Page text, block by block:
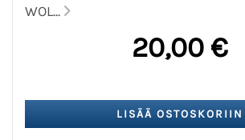
WOL...
20,00 €